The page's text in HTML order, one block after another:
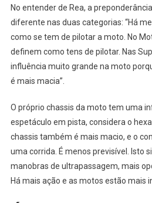
No entender de Rea, a
diferente nas duas categorias: “Há
como se tem de pilotar a moto. No
definem como tens de pilotar. Nas
influência muito grande na moto
é mais macia”.
O próprio chassis da moto tem uma
espetáculo em pista, considera o
chassis também é mais macio, e o
uma corrida. É menos previsível. Isto
manobras de ultrapassagem, mais
Há mais ação e as motos estão mais